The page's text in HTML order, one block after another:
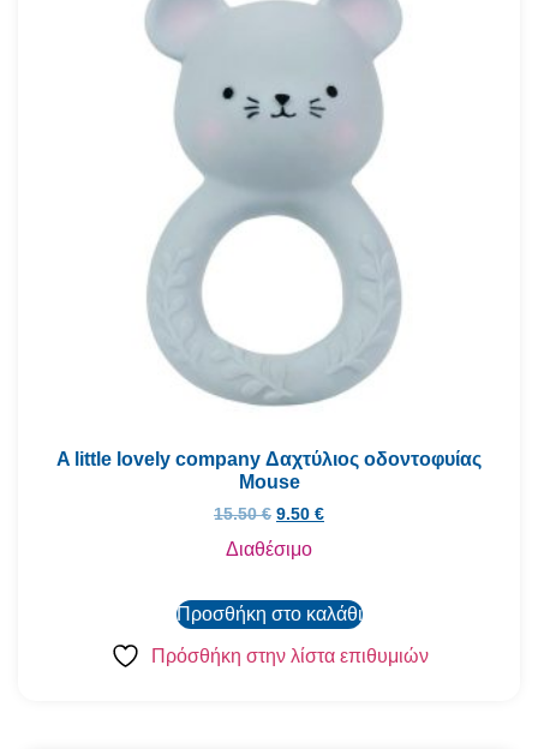
A little lovely company Δαχτύλιος οδοντοφυίας
Mouse
15.50€ 9.50 €
Διαθέσιμο
Προσθήκη στο καλάθι
Πρόσθήκη στην λίστα επιθυμιών